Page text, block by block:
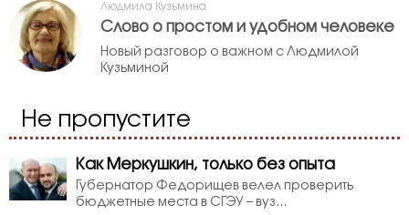
Людмила Кузьмина
Слово о простом и удобном человеке
Новый разговор о важном с Людмилой
Кузьминой
Не пропустите
Как Меркушкин, только без опыта
Губернатор Федорищев велел проверить
бюджетные места в СГЭУ – вуз...